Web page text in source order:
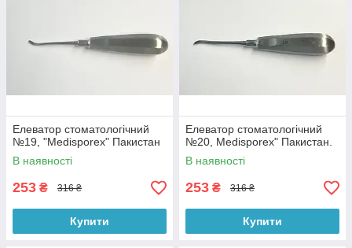
Елеватор стоматологічний
№19, "Medisporex" Пакистан
В наявності
253 ₴ 316 ₴
Купити
Елеватор стоматологічний
№20, Medisporex" Пакистан.
В наявності
253 ₴ 316 ₴
Купити